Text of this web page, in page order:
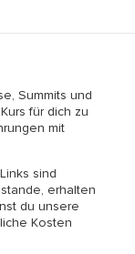
Summits und
für dich zu
mit
sind
erhalten
du unsere
Kosten